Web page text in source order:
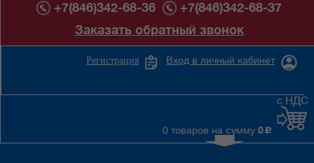
+7(846)342-68-36
+7(846)342-68-37
Заказать обратный звонок
Вход в личный кабинет
Регистрация
0 товаров на сумму 0 c
с НДС